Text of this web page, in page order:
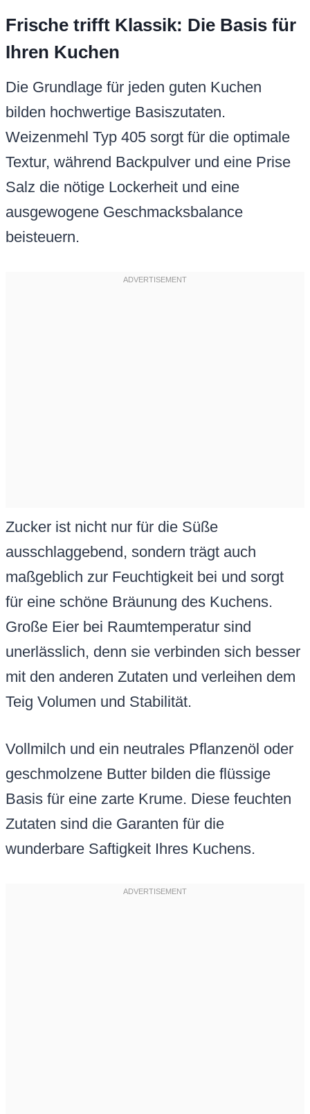
Frische trifft Klassik: Die Basis für
Ihren Kuchen
Die Grundlage für jeden guten Kuchen
bilden hochwertige Basiszutaten.
Weizenmehl Typ 405 sorgt für die optimale
Textur, während Backpulver und eine Prise
Salz die nötige Lockerheit und eine
ausgewogene Geschmacksbalance
beisteuern.
Zucker ist nicht nur für die Süße
ausschlaggebend, sondern trägt auch
maßgeblich zur Feuchtigkeit bei und sorgt
für eine schöne Bräunung des Kuchens.
Große Eier bei Raumtemperatur sind
unerlässlich, denn sie verbinden sich besser
mit den anderen Zutaten und verleihen dem
Teig Volumen und Stabilität.
Vollmilch und ein neutrales Pflanzenöl oder
geschmolzene Butter bilden die flüssige
Basis für eine zarte Krume. Diese feuchten
Zutaten sind die Garanten für die
wunderbare Saftigkeit Ihres Kuchens.